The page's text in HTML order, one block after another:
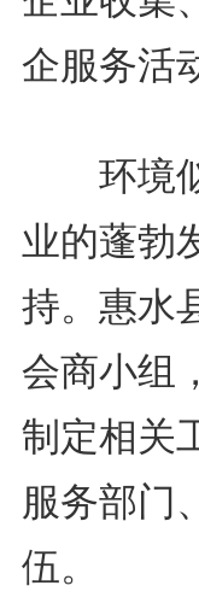
企服务活
环境似
业的蓬勃
持。惠水
会商小组
制定相关
服务部门
伍。